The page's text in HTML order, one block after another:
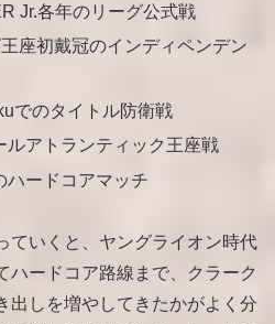
Jr.各年のリーグ公式戦
座初戴冠のインディペンデン
でのタイトル防衛戦
ルアトランティック王座戦
ハードコアマッチ
ていくと、ヤングライオン時代
ハードコア路線まで、クラーク
出しを増やしてきたかがよく分